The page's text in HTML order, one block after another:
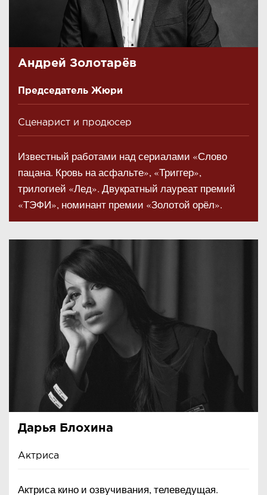
Андрей Золотарёв
Председатель Жюри
Сценарист и продюсер
Известный работами над сериалами «Слово
пацана. Кровь на асфальте», «Триггер»,
трилогией «Лед». Двукратный лауреат премий
«ТЭФИ», номинант премии «Золотой орёл».
Дарья Блохина
Актриса
Актриса кино и озвучивания, телеведущая.